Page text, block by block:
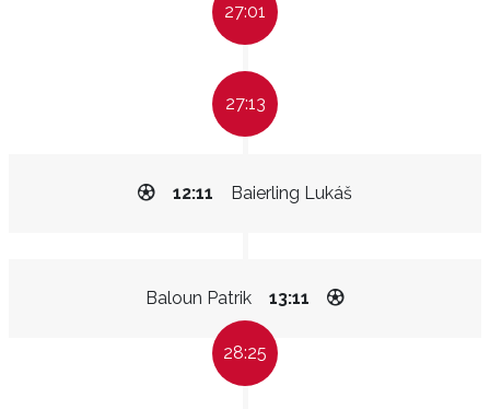
27:01
27:13
Baierling Lukáš
12:11
Baloun Patrik 13:11
28:25